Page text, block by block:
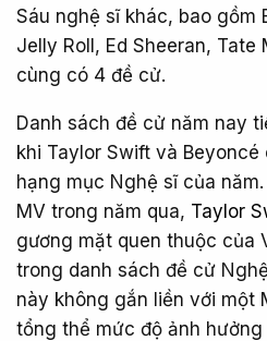
Sáu nghệ sĩ khác, bao gồm
Jelly Roll, Ed Sheeran, Tate
cùng có 4 đề cử.
Danh sách đề cử năm nay
khi Taylor Swift và
hạng mục Nghệ sĩ của
MV trong năm qua, Taylor
gương mặt quen thuộc của
trong danh sách đề cử
này không gắn liền với một
tổng thể mức độ ảnh